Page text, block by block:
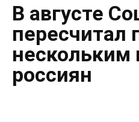
В августе
пересчитал
нескольким
россиян